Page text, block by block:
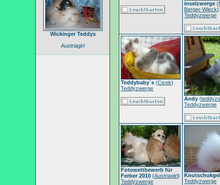
Wickinger Teddys
Austriagirl
inselzwerge (
Berger-Wieck)
Teddyzwerge
Teddybaby`s (Cicek)
Teddyzwerge
Andy (
Teddyzwerge
Fotowettbewerb für
Ferber 2010 (Austriagirl)
Teddyzwerge
Knutschukgel
Teddyzwerge